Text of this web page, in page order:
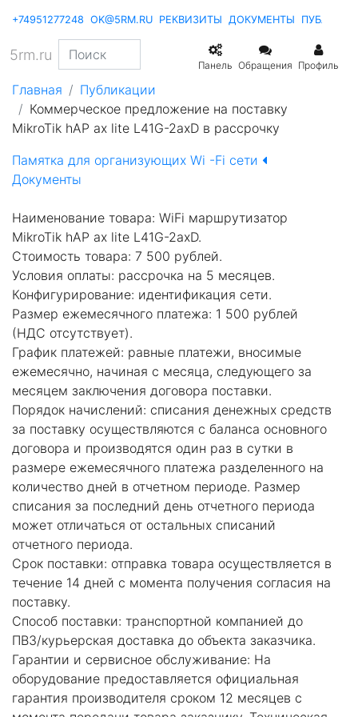
+74951277248 OK@5RM.RU РЕКВИЗИТЫ ДОКУМЕНТЫ
5rm.ru
Панель Обращения Профиль
Главная
Публикации
Коммерческое предложение на поставку
MikroTik hAP ax lite L41G-2axD в рассрочку
Памятка для организующих Wi -Fi сети
Документы
Наименование товара: WiFi маршрутизатор
MikroTik hAP ax lite L41G-2axD.
Стоимость товара: 7 500 рублей.
Условия оплаты: рассрочка на 5 месяцев.
Конфигурирование: идентификация сети.
Размер ежемесячного платежа: 1 500 рублей
(НДС отсутствует).
График платежей: равные платежи, вносимые
ежемесячно, начиная с месяца, следующего за
месяцем заключения договора поставки.
Порядок начислений: списания денежных средств
за поставку осуществляются с баланса основного
договора и производятся один раз в сутки в
размере ежемесячного платежа разделенного на
количество дней в отчетном периоде. Размер
списания за последний день отчетного периода
может отличаться от остальных списаний
отчетного периода.
Срок поставки: отправка товара осуществляется в
течение 14 дней с момента получения согласия на
поставку.
Способ поставки: транспортной компанией до
ПВЗ/курьерская доставка до объекта заказчика.
Гарантии и сервисное обслуживание: На
оборудование предоставляется официальная
гарантия производителя сроком 12 месяцев с